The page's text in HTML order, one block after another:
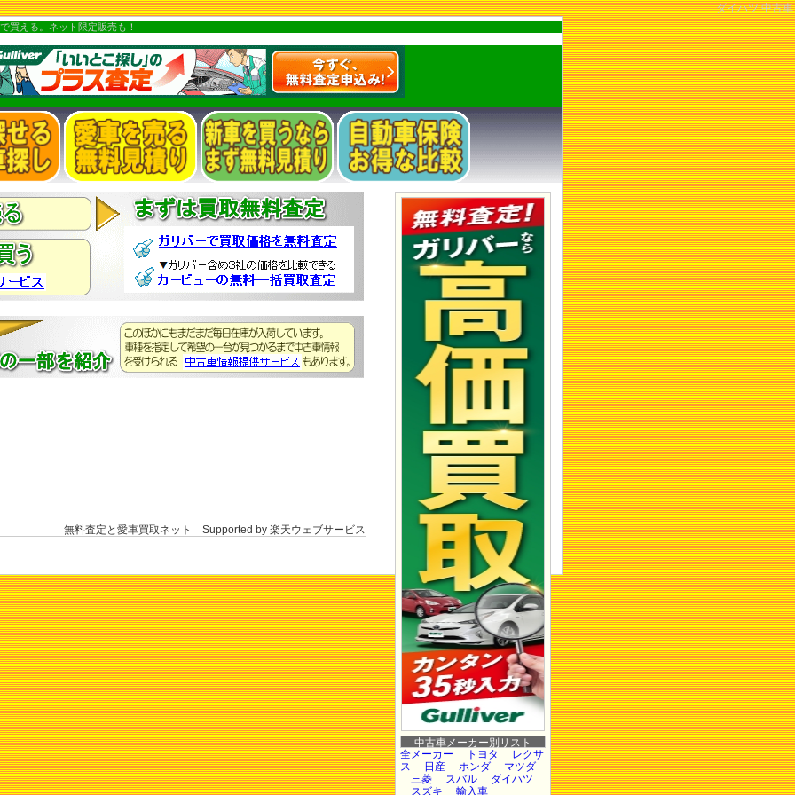
ダイハツ 中古車
買える。ネット限定販売も！
中古車メーカー別リスト
全メーカー
トヨタ
レクサ
ス
日産 ホンダ
マツダ
三菱
スバル
ダイハツ
スズキ
輸入車
無料査定と愛車買取ネット Supported by 楽天ウェブサービス